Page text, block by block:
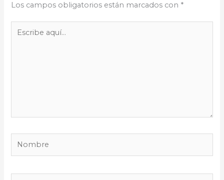
Los campos obligatorios están marcados con *
aquí...